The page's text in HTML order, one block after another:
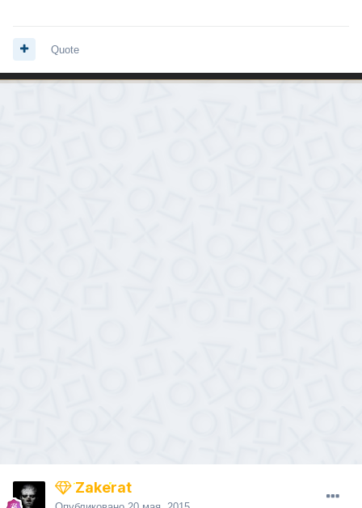
Quote
Zakerat